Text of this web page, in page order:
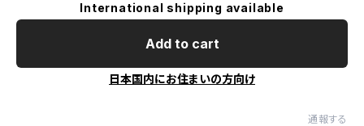
International shipping available
Add to cart
日本国内にお住まいの方向け
通報する